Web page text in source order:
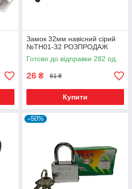
Замок 32мм навісний сірий
№ТН01-32 РОЗПРОДАЖ
Готово до відправки 282 од.
26 ₴ 61 ₴
Купити
–50%